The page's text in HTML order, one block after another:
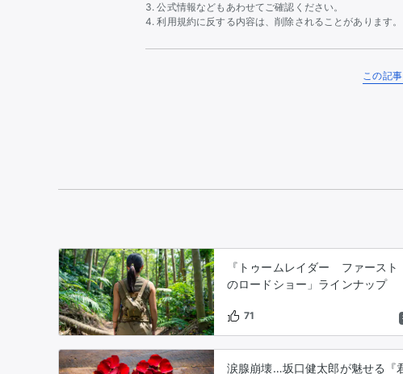
公式情報などもあわせてご確認ください。
利用規約に反する内容は、削除されることがあります。
この記
『トゥームレイダー ファースト
のロードショー」ラインナップ
71
涙腺崩壊…坂口健太郎が魅せる『